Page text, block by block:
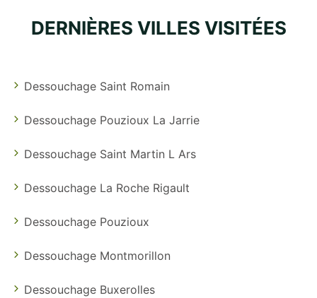
DERNIÈRES VILLES VISITÉES
Dessouchage Saint Romain
Dessouchage Pouzioux La Jarrie
Dessouchage Saint Martin L Ars
Dessouchage La Roche Rigault
Dessouchage Pouzioux
Dessouchage Montmorillon
Dessouchage Buxerolles